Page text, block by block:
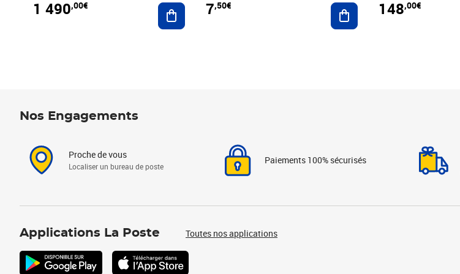
1 490,00€ Ajouter au panier
7,50€ Ajouter au panier
148,00€
Nos Engagements
Proche de vous
Localiser un bureau de poste
Paiements 100% sécurisés
Applications La Poste Toutes nos applications